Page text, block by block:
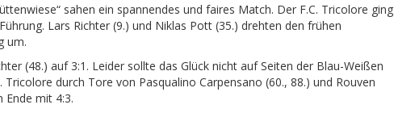
sahen ein spannendes und faires Match. Der F.C. Tricolore ging
Lars Richter (9.) und Niklas Pott (35.) drehten den frühen
um.
(48.) auf 3:1. Leider sollte das Glück nicht auf Seiten der Blau-Weißen
durch Tore von Pasqualino Carpensano (60., 88.) und Rouven
Ende mit 4:3.